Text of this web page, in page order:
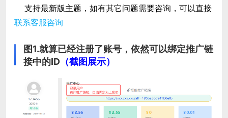
支持最新版主题，如有其它问题需要咨询，可以直接
联系客服咨询
图1.就算已经注册了账号，依然可以绑定推广链
接中的ID （截图展示）